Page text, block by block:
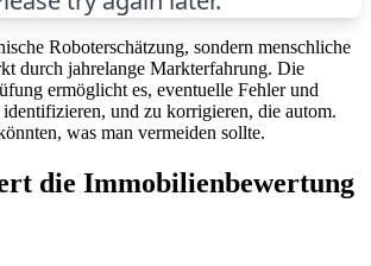
Roboterschätzung, sondern menschliche
durch jahrelange Markterfahrung. Die
ermöglicht es, eventuelle Fehler und
und zu korrigieren, die autom.
was man vermeiden sollte.
die Immobilienbewertung